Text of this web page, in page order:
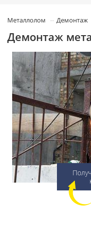
Металлолом Демонтаж
Демонтаж